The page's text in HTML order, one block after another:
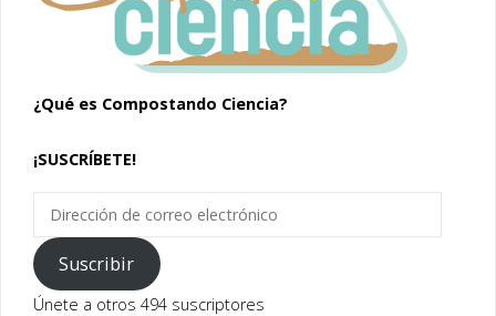
¿Qué es Compostando Ciencia?
¡SUSCRÍBETE!
Dirección
correo
electrónico
Suscribir
Únete a otros 494 suscriptores